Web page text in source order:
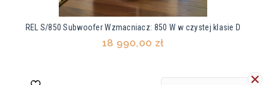
REL S/850 Subwoofer Wzmacniacz: 850 W w czystej klasie D
18 990,00 zł